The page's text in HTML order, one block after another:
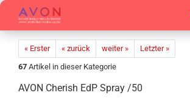
« Erster « zurück weiter »
Letzter »
67 Artikel in dieser Kategorie
AVON Che­rish EdP Spray /50